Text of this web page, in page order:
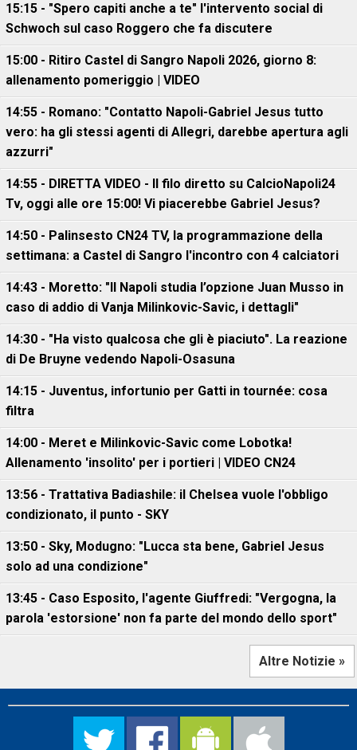
15:15 - "Spero capiti anche a te" l'intervento social di
Schwoch sul caso Roggero che fa discutere
15:00 - Ritiro Castel di Sangro Napoli 2026, giorno 8:
allenamento pomeriggio | VIDEO
14:55 - Romano: "Contatto Napoli-Gabriel Jesus tutto
vero: ha gli stessi agenti di Allegri, darebbe apertura agli
azzurri"
14:55 - DIRETTA VIDEO - Il filo diretto su CalcioNapoli24
Tv, oggi alle ore 15:00! Vi piacerebbe Gabriel Jesus?
14:50 - Palinsesto CN24 TV, la programmazione della
settimana: a Castel di Sangro l'incontro con 4 calciatori
14:43 - Moretto: "Il Napoli studia l’opzione Juan Musso in
caso di addio di Vanja Milinkovic-Savic, i dettagli"
14:30 - "Ha visto qualcosa che gli è piaciuto". La reazione
di De Bruyne vedendo Napoli-Osasuna
14:15 - Juventus, infortunio per Gatti in tournée: cosa
filtra
14:00 - Meret e Milinkovic-Savic come Lobotka!
Allenamento 'insolito' per i portieri | VIDEO CN24
13:56 - Trattativa Badiashile: il Chelsea vuole l'obbligo
condizionato, il punto - SKY
13:50 - Sky, Modugno: "Lucca sta bene, Gabriel Jesus
solo ad una condizione"
13:45 - Caso Esposito, l'agente Giuffredi: "Vergogna, la
parola 'estorsione' non fa parte del mondo dello sport"
Altre Notizie »